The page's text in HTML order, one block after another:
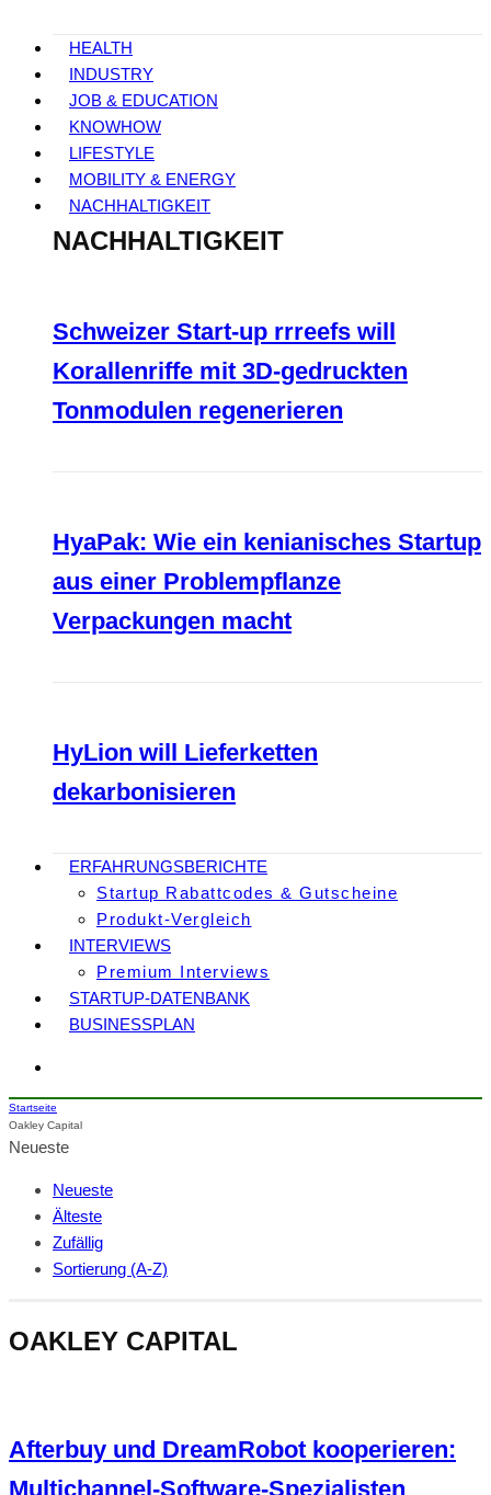
HEALTH
INDUSTRY
JOB & EDUCATION
KNOWHOW
LIFESTYLE
MOBILITY & ENERGY
NACHHALTIGKEIT
NACHHALTIGKEIT
Schweizer Start-up rrreefs will
Korallenriffe mit 3D-gedruckten
Tonmodulen regenerieren
HyaPak: Wie ein kenianisches Startup
aus einer Problempflanze
Verpackungen macht
HyLion will Lieferketten
dekarbonisieren
ERFAHRUNGSBERICHTE
Startup Rabattcodes & Gutscheine
Produkt-Vergleich
INTERVIEWS
Premium Interviews
STARTUP-DATENBANK
BUSINESSPLAN
Startseite
Oakley Capital
Neueste
Neueste
Älteste
Zufällig
Sortierung (A-Z)
OAKLEY CAPITAL
Afterbuy und DreamRobot kooperieren:
Multichannel-Software-Spezialisten